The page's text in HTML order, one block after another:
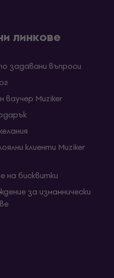
линкове
задавани въпроси
ваучер Muziker
клиенти Muziker
на бисквитки
за измамнически